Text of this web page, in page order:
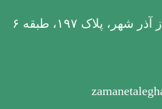
پلاک ۱۹۷، طبقه ۶